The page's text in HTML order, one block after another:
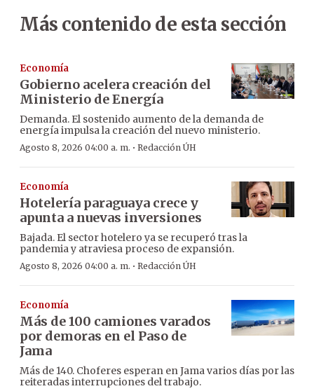
Más contenido de esta sección
Economía
Gobierno acelera creación del
Ministerio de Energía
Demanda. El sostenido aumento de la demanda de
energía impulsa la creación del nuevo ministerio.
Agosto 8, 2026 04:00 a. m. · Redacción ÚH
Economía
Hotelería paraguaya crece y
apunta a nuevas inversiones
Bajada. El sector hotelero ya se recuperó tras la
pandemia y atraviesa proceso de expansión.
Agosto 8, 2026 04:00 a. m. · Redacción ÚH
Economía
Más de 100 camiones varados
por demoras en el Paso de
Jama
Más de 140. Choferes esperan en Jama varios días por las
reiteradas interrupciones del trabajo.